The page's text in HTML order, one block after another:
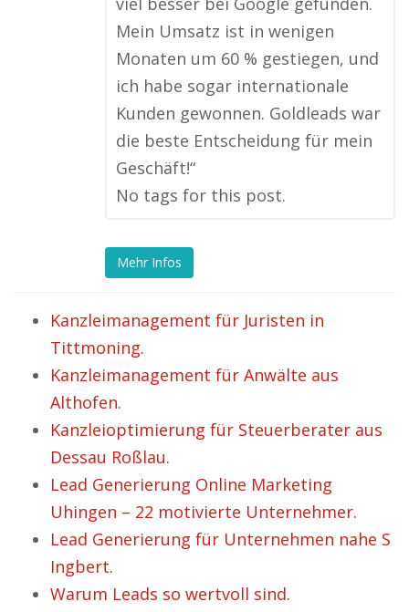
Mein Umsatz ist in wenigen
Monaten um 60 % gestiegen, und
ich habe sogar internationale
Kunden gewonnen. Goldleads war
die beste Entscheidung für mein
Geschäft!“
No tags for this post.
Mehr Infos
Kanzleimanagement für Juristen in
Tittmoning.
Kanzleimanagement für Anwälte aus
Althofen.
Kanzleioptimierung für Steuerberater aus
Dessau Roßlau.
Lead Generierung Online Marketing
Uhingen – 22 motivierte Unternehmer.
Lead Generierung für Unternehmen nahe S
Ingbert.
Warum Leads so wertvoll sind.